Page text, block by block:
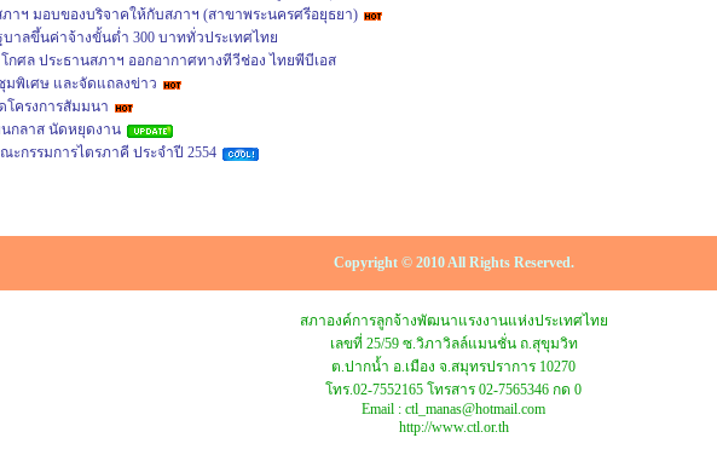
าฯ มอบของบริจาคให้กับสภาฯ (สาขาพระนครศรีอยุธยา)
าลขึ้นค่าจ้างขั้นต่ำ 300 บาททั่วประเทศไทย
กศล ประธานสภาฯ ออกอากาศทางทีวีช่อง ไทยพีบีเอส
มพิเศษ และจัดแถลงข่าว
โครงการสัมมนา
นกลาส นัดหยุดงาน
ะกรรมการไตรภาคี ประจำปี 2554
Copyright © 2010 All Rights Reserved.
สภาองค์การลูกจ้างพัฒนาแรงงานแห่งประเทศไทย
เลขที่ 25/59 ซ.วิภาวิลล์แมนชั่น ถ.สุขุมวิท
ต.ปากน้ำ อ.เมือง จ.สมุทรปราการ 10270
โทร.02-7552165 โทรสาร 02-7565346 กด 0
Email : ctl_manas@hotmail.com
http://www.ctl.or.th